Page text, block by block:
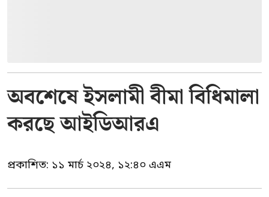
অবশেষে ইসলামী বীমা বিধিমালা
করছে আইডিআরএ
প্রকাশিত: ১১ মার্চ ২০২৪, ১২:৪০ এএম